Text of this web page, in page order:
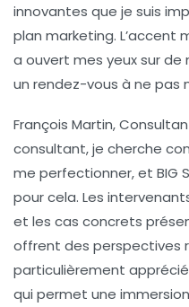
innovantes que je suis
plan marketing. L’accent
a ouvert mes yeux sur de
un rendez-vous à ne pas
François Martin,
consultant, je cherche
me perfectionner, et BIG
pour cela. Les
et les cas concrets
offrent des perspectives
particulièrement
qui permet une